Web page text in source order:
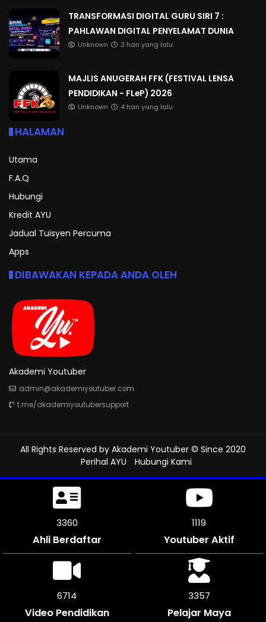
TRANSFORMASI DIGITAL GURU SIRI 7 :
PAHLAWAN DIGITAL PENYELAMAT DUNIA
Unknown 3 hari yang lalu
MAJLIS ANUGERAH FFK (FESTIVAL LENSA
PENDIDIKAN - FLeP) 2026
Unknown 4 hari yang lalu
HALAMAN
Utama
F.A.Q
Hubungi
Kredit AYU
Jadual Tuisyen Percuma
Apps
DIBAWAKAN KEPADA ANDA OLEH
Akademi Youtuber
admin@akademiyoutuber.com
t.me/akademiyoutubersupport
All Rights Reserved by Akademi Youtuber © Since 2020
Perihal AYU
Hubungi Kami
3726
Ahli Berdaftar
1241
Youtuber Aktif
7446
Video Pendidikan
3723
Pelajar Maya